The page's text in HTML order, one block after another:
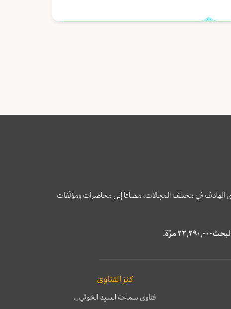
الهادف في مختلف المجالات، مضافا إلى محاضرات ومؤلّفات
كنز الفتاوىٰ
فتاوى سماحة السيد الخوئي ره